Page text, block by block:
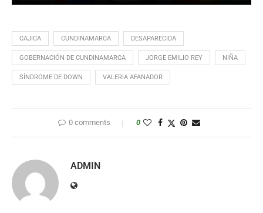
CAJICA CUNDINAMARCA DESAPARECIDA
GOBERNACIÓN DE CUNDINAMARCA JORGE EMILIO REY NIÑA
SÍNDROME DE DOWN VALERIA AFANADOR
0 comments 0
ADMIN